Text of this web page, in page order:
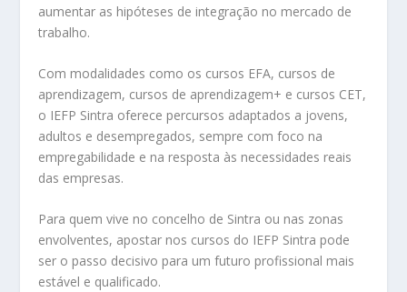
aumentar as hipóteses de integração no mercado de
trabalho.
Com modalidades como os cursos EFA, cursos de
aprendizagem, cursos de aprendizagem+ e cursos CET,
o IEFP Sintra oferece percursos adaptados a jovens,
adultos e desempregados, sempre com foco na
empregabilidade e na resposta às necessidades reais
das empresas.
Para quem vive no concelho de Sintra ou nas zonas
envolventes, apostar nos cursos do IEFP Sintra pode
ser o passo decisivo para um futuro profissional mais
estável e qualificado.